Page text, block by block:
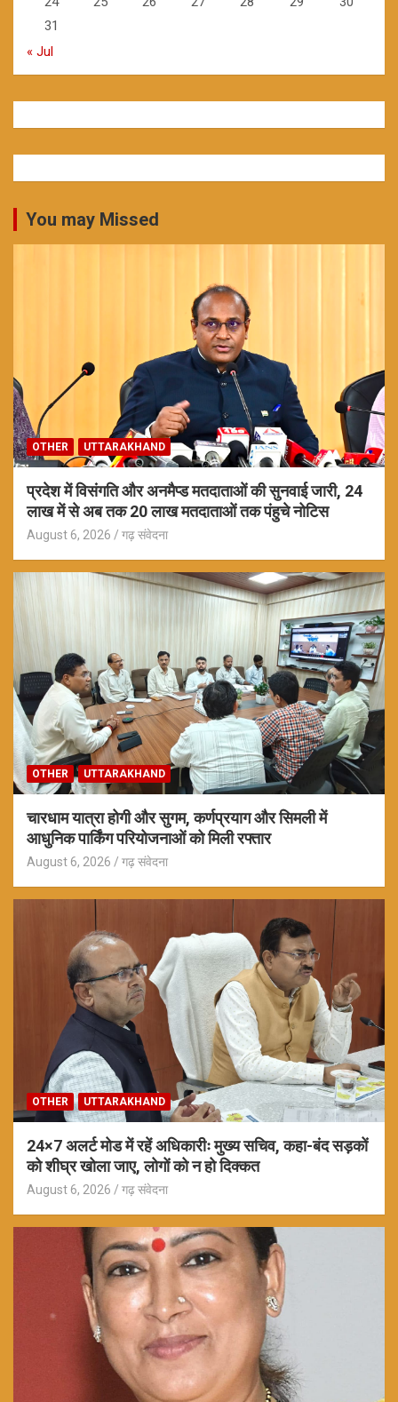
31
« Jul
You may Missed
OTHER UTTARAKHAND
प्रदेश में विसंगति और अनमैप्ड मतदाताओं की सुनवाई जारी, 24
लाख में से अब तक 20 लाख मतदाताओं तक पंहुचे नोटिस
August 6, 2026 गढ़ संवेदना
OTHER UTTARAKHAND
चारधाम यात्रा होगी और सुगम, कर्णप्रयाग और सिमली में
आधुनिक पार्किंग परियोजनाओं को मिली रफ्तार
August 6, 2026 गढ़ संवेदना
OTHER UTTARAKHAND
24×7 अलर्ट मोड में रहें अधिकारीः मुख्य सचिव, कहा-बंद सड़कों
को शीघ्र खोला जाए, लोगों को न हो दिक्कत
August 6, 2026 गढ़ संवेदना